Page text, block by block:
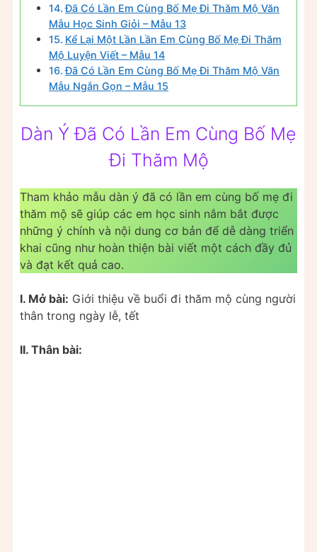
Đã Có Lần Em Cùng Bố Mẹ Đi Thăm Mộ Văn
Mẫu Học Sinh Giỏi – Mẫu 13
Kể Lại Một Lần Lần Em Cùng Bố Mẹ Đi Thăm
Mộ Luyện Viết – Mẫu 14
Đã Có Lần Em Cùng Bố Mẹ Đi Thăm Mộ Văn
Mẫu Ngắn Gọn – Mẫu 15
Dàn Ý Đã Có Lần Em Cùng Bố Mẹ
Đi Thăm Mộ
Tham khảo mẫu dàn ý đã có lần em cùng bố mẹ đi
thăm mộ sẽ giúp các em học sinh nắm bắt được
những ý chính và nội dung cơ bản để dễ dàng triển
khai cũng như hoàn thiện bài viết một cách đầy đủ
và đạt kết quả cao.
I. Mở bài: Giới thiệu về buổi đi thăm mộ cùng người
thân trong ngày lễ, tết
II. Thân bài: